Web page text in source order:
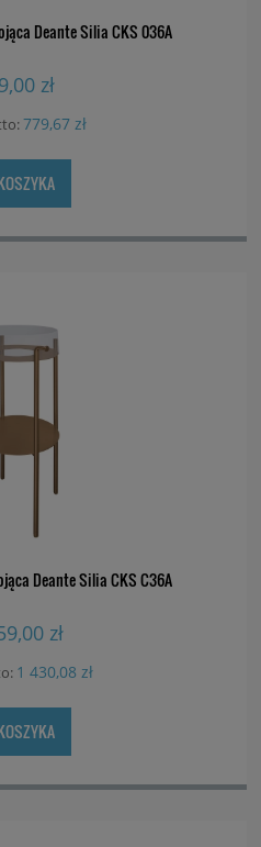
Deante Silia CKS 036A
zł
779,67 zł
Deante Silia CKS C36A
zł
1 430,08 zł